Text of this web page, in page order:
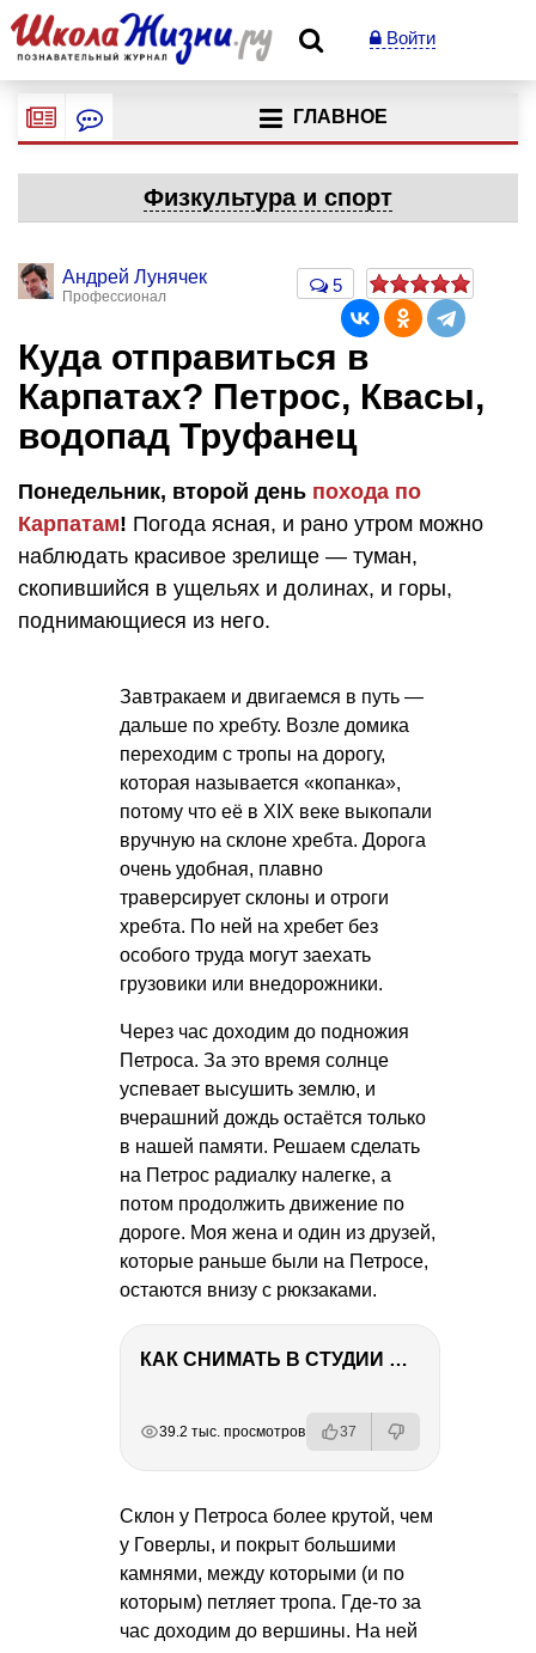
Войти
ГЛАВНОЕ
Физкультура и спорт
Андрей Лунячек
Профессионал
5
Куда отправиться в
Карпатах? Петрос, Квасы,
водопад Труфанец
Понедельник, второй день похода по
Карпатам! Погода ясная, и рано утром можно
наблюдать красивое зрелище — туман,
скопившийся в ущельях и долинах, и горы,
поднимающиеся из него.
Завтракаем и двигаемся в путь —
дальше по хребту. Возле домика
переходим с тропы на дорогу,
которая называется «копанка»,
потому что её в XIX веке выкопали
вручную на склоне хребта. Дорога
очень удобная, плавно
траверсирует склоны и отроги
хребта. По ней на хребет без
особого труда могут заехать
грузовики или внедорожники.
Через час доходим до подножия
Петроса. За это время солнце
успевает высушить землю, и
вчерашний дождь остаётся только
в нашей памяти. Решаем сделать
на Петрос радиалку налегке, а
потом продолжить движение по
дороге. Моя жена и один из друзей,
которые раньше были на Петросе,
остаются внизу с рюкзаками.
КАК СНИМАТЬ В СТУДИИ СО ВСПЫШКАМИ
39.2 тыс. просмотров 37
Склон у Петроса более крутой, чем
у Говерлы, и покрыт большими
камнями, между которыми (и по
которым) петляет тропа. Где-то за
час доходим до вершины. На ней